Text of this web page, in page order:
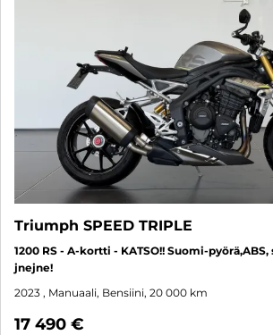
Triumph SPEED TRIPLE
1200 RS - A-kortti - KATSO!! Suomi-
jnejne!
2023 , Manuaali, Bensiini, 20 000 km
17 490 €